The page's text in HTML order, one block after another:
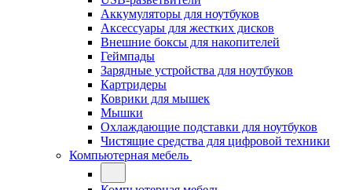
Аккумуляторы для ноутбуков
Аксессуары для жестких дисков
Внешние боксы для накопителей
Геймпады
Зарядные устройства для ноутбуков
Картридеры
Коврики для мышек
Мышки
Охлаждающие подставки для ноутбуков
Чистящие средства для цифровой техники
Компьютерная мебель